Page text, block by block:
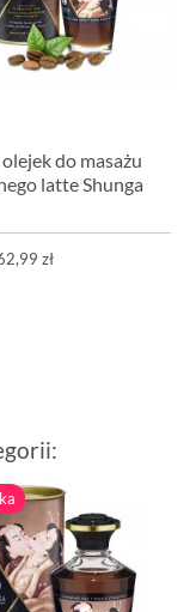
olejek do masażu
latte Shunga
zł